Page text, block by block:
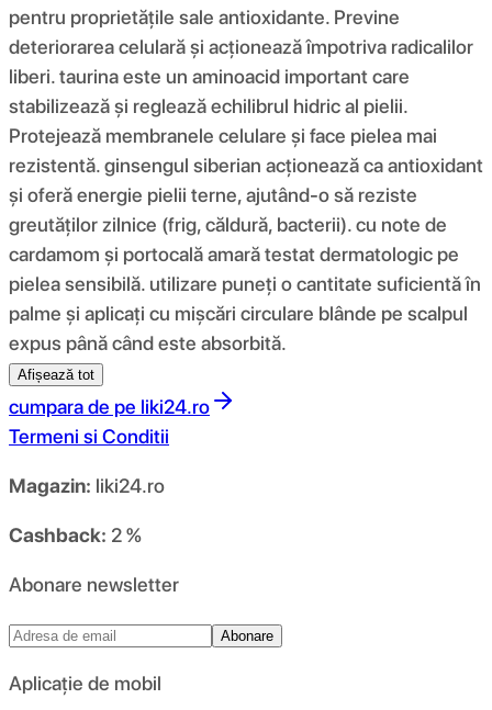
pentru proprietățile sale antioxidante. Previne
deteriorarea celulară și acționează împotriva radicalilor
liberi. taurina este un aminoacid important care
stabilizează și reglează echilibrul hidric al pielii.
Protejează membranele celulare și face pielea mai
rezistentă. ginsengul siberian acționează ca antioxidant
și oferă energie pielii terne, ajutând-o să reziste
greutăților zilnice (frig, căldură, bacterii). cu note de
cardamom și portocală amară testat dermatologic pe
pielea sensibilă. utilizare puneți o cantitate suficientă în
palme și aplicați cu mișcări circulare blânde pe scalpul
expus până când este absorbită.
Afișează tot
cumpara de pe liki24.ro
Termeni si Conditii
Magazin: liki24.ro
Cashback: 2 %
Abonare newsletter
Abonare
Aplicație de mobil